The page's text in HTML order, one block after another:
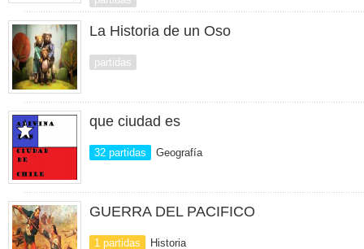
La Historia de un Oso
partidas
que ciudad es
32 partidas Geografía
GUERRA DEL PACIFICO
1 partidas Historia